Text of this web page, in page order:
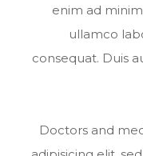
enim ad
ullamco
consequat. Duis
Doctors and